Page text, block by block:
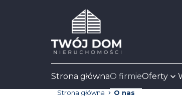
Strona głównaO firmieOferty
Strona główna O nas